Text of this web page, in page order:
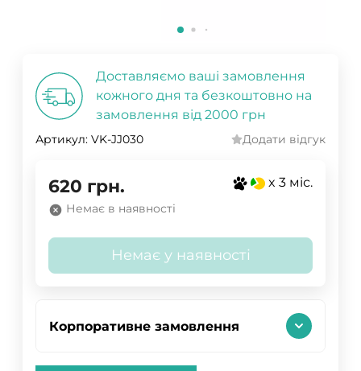
Доставляємо ваші замовлення
кожного дня та безкоштовно на
замовлення від 2000 грн
Артикул: VK-JJ030 Додати відгук
620 грн. x 3 міс.
Немає в наявності
Немає у наявності
Корпоративне замовлення